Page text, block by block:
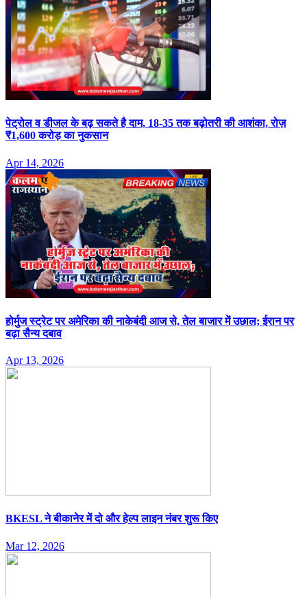
पेट्रोल व डीजल के बढ़ सकते है दाम, 18-35 तक बढ़ोतरी की आशंका, रोज़
₹1,600 करोड़ का नुकसान
Apr 14, 2026
होर्मुज स्ट्रेट पर अमेरिका की नाकेबंदी आज से, तेल बाजार में उछाल; ईरान पर
बढ़ा सैन्य दबाव
Apr 13, 2026
BKESL ने बीकानेर में दो और हेल्प लाइन नंबर शुरू किए
Mar 12, 2026